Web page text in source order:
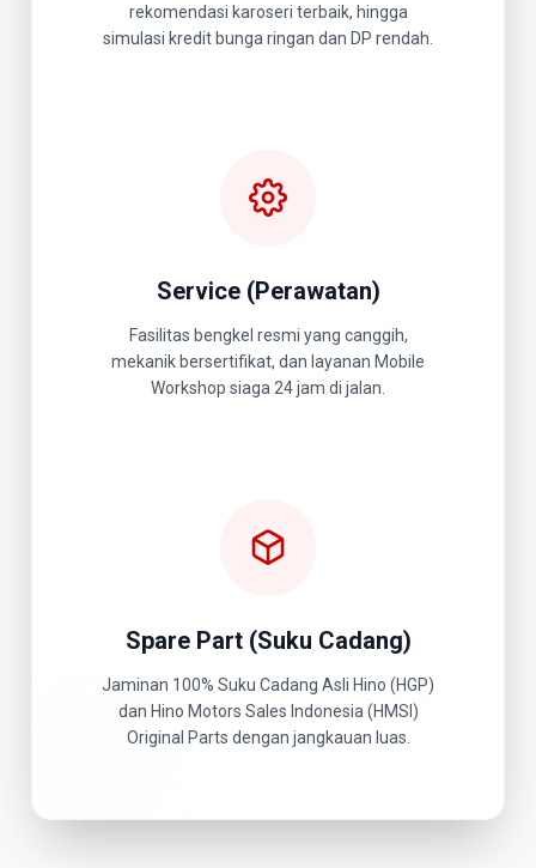
rekomendasi karoseri terbaik, hingga
simulasi kredit bunga ringan dan DP rendah.
Service (Perawatan)
Fasilitas bengkel resmi yang canggih,
mekanik bersertifikat, dan layanan Mobile
Workshop siaga 24 jam di jalan.
Spare Part (Suku Cadang)
Jaminan 100% Suku Cadang Asli Hino (HGP)
dan Hino Motors Sales Indonesia (HMSI)
Original Parts dengan jangkauan luas.